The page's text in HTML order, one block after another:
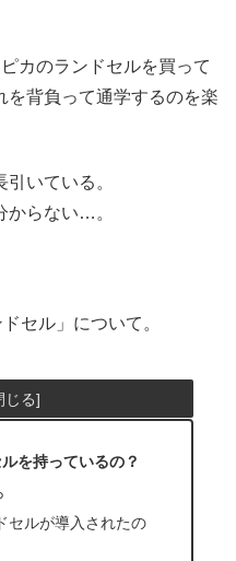
カのランドセルを買って
を背負って通学するのを楽
いている。
からない…。
セル」について。
を持っているの？
セルが導入されたの